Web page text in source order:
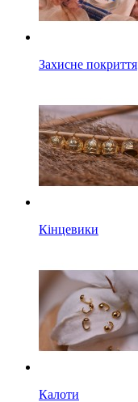
Захисне покриття
Кінцевики
Калоти